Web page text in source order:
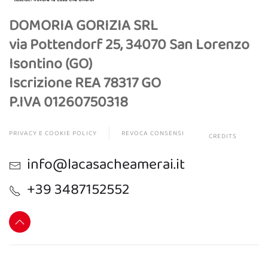
DOMORIA GORIZIA SRL
via Pottendorf 25, 34070 San Lorenzo
Isontino (GO)
Iscrizione REA 78317 GO
P.IVA 01260750318
PRIVACY E COOKIE POLICY REVOCA CONSENSI CREDITS
info@lacasacheamerai.it
+39 3487152552